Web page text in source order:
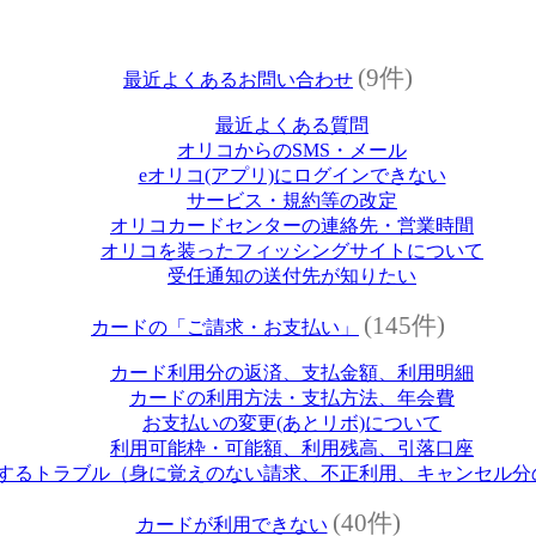
最近よくあるお問い合わせ (9件)
最近よくある質問
オリコからのSMS・メール
eオリコ(アプリ)にログインできない
サービス・規約等の改定
オリコカードセンターの連絡先・営業時間
オリコを装ったフィッシングサイトについて
受任通知の送付先が知りたい
カードの「ご請求・お支払い」 (145件)
カード利用分の返済、支払金額、利用明細
カードの利用方法・支払方法、年会費
お支払いの変更(あとリボ)について
利用可能枠・可能額、利用残高、引落口座
るトラブル（身に覚えのない請求、不正利用、キャンセル
カードが利用できない (40件)